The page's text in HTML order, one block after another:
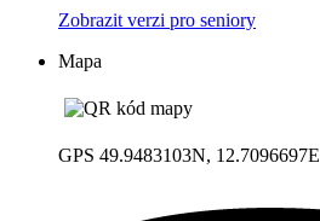
Zobrazit verzi pro seniory
Mapa
GPS 49.9483103N, 12.7096697E